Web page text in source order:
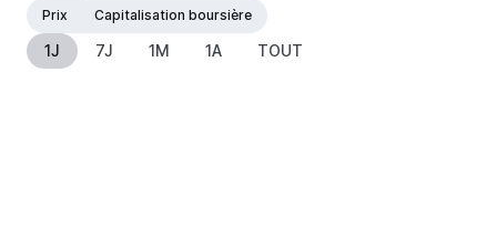
Prix
Capitalisation boursière
1J 7J 1M 1A TOUT